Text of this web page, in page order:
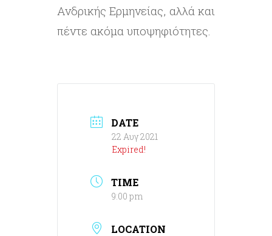
Ανδρικής Ερμηνείας, αλλά και
πέντε ακόμα υποψηφιότητες.
DATE
22 Αυγ 2021
Expired!
TIME
9:00 pm
LOCATION